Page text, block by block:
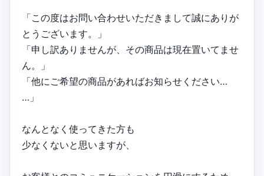
「この度はお問い合わせいただきまして誠にありが
とうございます。」
「申し訳ありませんが、その商品は現在置いてませ
ん。」
「他にご希望の商品があればお知らせください…
…」
なんとなく使ってきた方も
少なくないと思いますが、